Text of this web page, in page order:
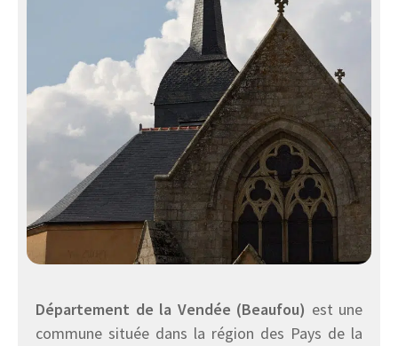
Département de la Vendée (Beaufou) est une
commune située dans la région des Pays de la